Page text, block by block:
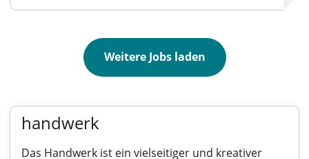
Weitere Jobs laden
handwerk
Das Handwerk ist ein vielseitiger und kreativer